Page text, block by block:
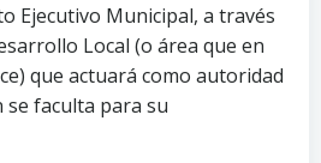
Ejecutivo Municipal, a través
Local (o área que en
que actuará como autoridad
se faculta para su